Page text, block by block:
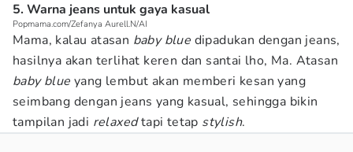
5. Warna jeans untuk gaya kasual
Popmama.com/Zefanya Aurell.N/AI
Mama, kalau atasan baby blue dipadukan dengan jeans,
hasilnya akan terlihat keren dan santai lho, Ma. Atasan
baby blue yang lembut akan memberi kesan yang
seimbang dengan jeans yang kasual, sehingga bikin
tampilan jadi relaxedtapi tetap stylish.